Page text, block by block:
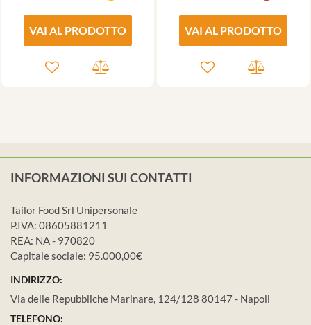
VAI AL PRODOTTO VAI AL PRODOTTO
INFORMAZIONI SUI CONTATTI
Tailor Food Srl Unipersonale
P.IVA: 08605881211
REA: NA - 970820
Capitale sociale: 95.000,00€
INDIRIZZO:
Via delle Repubbliche Marinare, 124/128 80147 - Napoli
TELEFONO: